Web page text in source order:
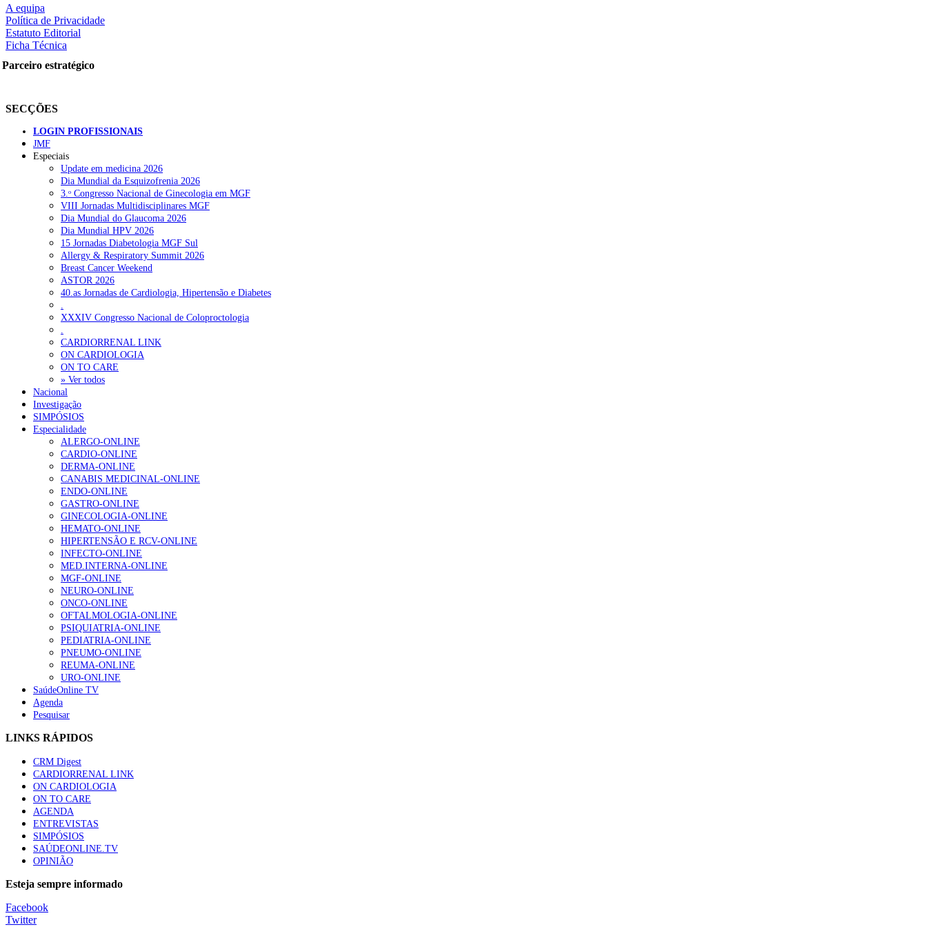
nas redes sociais:
RECENTES
Portugal está a formar os médicos de que precisa?
Estudantes de Medicina representados na 79.ª World Health Assembly
SCORA X-Change Portugal promove formação internacional em saúde sexual e reprodutiva
ANEM reúne com coordenador do Pacto Estratégico para a Saúde
Sindicato diz que nova carreira de médicos dentistas reforça estabilidade no SNS
MAIS LIDAS
Enfermagem Forense. “Da urgência ao tribunal, cada gesto conta e cada profissional faz a diferença”
202 visualizações
Alguns milhares de utentes podem ficar sem médico de família com nova regras do registo, alerta associação
175 visualizações
Quase quatro em cada dez doentes com enfarte apresentavam níveis elevados de Lp(a), revela estudo
86 visualizações
“Os programas de rastreio do cancro do pulmão são custo-efetivos e representam um investimento sustentável para os sistemas de saúde”
66 visualizações
Trodelvy aprovado para primeira linha no cancro da mama triplo negativo metastático em doentes não elegíveis para inibidores PD-(L)1
Especialistas defendem mais potássio na alimentação para ajudar a controlar a hipertensão
57 visualizações
MAIS NOTÍCIAS
6 Ago, 2026
A equipa
Política de Privacidade
Estatuto Editorial
Ficha Técnica
Parceiro estratégico
SECÇÕES
LOGIN PROFISSIONAIS
JMF
Especiais
Update em medicina 2026
Dia Mundial da Esquizofrenia 2026
3.ᵒ Congresso Nacional de Ginecologia em MGF
VIII Jornadas Multidisciplinares MGF
Dia Mundial do Glaucoma 2026
Dia Mundial HPV 2026
15 Jornadas Diabetologia MGF Sul
Allergy & Respiratory Summit 2026
Breast Cancer Weekend
ASTOR 2026
40.as Jornadas de Cardiologia, Hipertensão e Diabetes
.
XXXIV Congresso Nacional de Coloproctologia
.
CARDIORRENAL LINK
ON CARDIOLOGIA
ON TO CARE
» Ver todos
Nacional
Investigação
SIMPÓSIOS
Especialidade
ALERGO-ONLINE
CARDIO-ONLINE
DERMA-ONLINE
CANABIS MEDICINAL-ONLINE
ENDO-ONLINE
GASTRO-ONLINE
GINECOLOGIA-ONLINE
HEMATO-ONLINE
HIPERTENSÃO E RCV-ONLINE
INFECTO-ONLINE
MED.INTERNA-ONLINE
MGF-ONLINE
NEURO-ONLINE
ONCO-ONLINE
OFTALMOLOGIA-ONLINE
PSIQUIATRIA-ONLINE
PEDIATRIA-ONLINE
PNEUMO-ONLINE
REUMA-ONLINE
URO-ONLINE
SaúdeOnline TV
Agenda
Pesquisar
LINKS RÁPIDOS
CRM Digest
CARDIORRENAL LINK
ON CARDIOLOGIA
ON TO CARE
AGENDA
ENTREVISTAS
SIMPÓSIOS
SAÚDEONLINE.TV
OPINIÃO
Esteja sempre informado
Facebook
Twitter